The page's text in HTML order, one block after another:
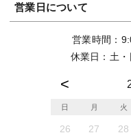
営業日について
営業時間：
休業日：土
日 月 火
26 27 28